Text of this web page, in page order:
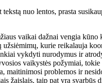
nuo lentos, prasta
vaikai dažnai vengia kūno
kurie reikalauja
vykdyti nurodymus ir
vaikystės požymiai, tokie
maitinimosi problemos ir
žaislais, taip pat yra svarbūs